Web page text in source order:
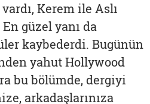
Kerem ile Aslı
güzel yanı da
kaybederdi. Bugünün
yahut Hollywood
bu bölümde, dergiyi
arkadaşlarınıza